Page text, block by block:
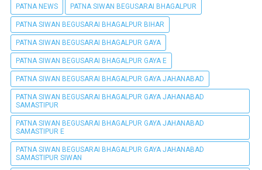
PATNA NEWS PATNA SIWAN BEGUSARAI BHAGALPUR
PATNA SIWAN BEGUSARAI BHAGALPUR BIHAR
PATNA SIWAN BEGUSARAI BHAGALPUR GAYA
PATNA SIWAN BEGUSARAI BHAGALPUR GAYA E
PATNA SIWAN BEGUSARAI BHAGALPUR GAYA JAHANABAD
PATNA SIWAN BEGUSARAI BHAGALPUR GAYA JAHANABAD
SAMASTIPUR
PATNA SIWAN BEGUSARAI BHAGALPUR GAYA JAHANABAD
SAMASTIPUR E
PATNA SIWAN BEGUSARAI BHAGALPUR GAYA JAHANABAD
SAMASTIPUR SIWAN